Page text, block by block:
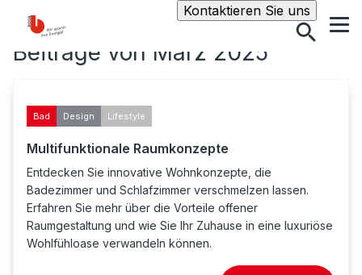
Kontaktieren Sie unsSuche
Beiträge von März 2025
Bad Design Lifestyle
Multifunktionale Raumkonzepte
Entdecken Sie innovative Wohnkonzepte, die
Badezimmer und Schlafzimmer verschmelzen lassen.
Erfahren Sie mehr über die Vorteile offener
Raumgestaltung und wie Sie Ihr Zuhause in eine luxuriöse
Wohlfühloase verwandeln können.